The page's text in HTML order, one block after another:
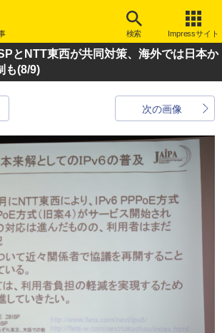
検索 Impressサイト
とNTT東西が共同対策、海外では日本か
も(8/9)
次の画像